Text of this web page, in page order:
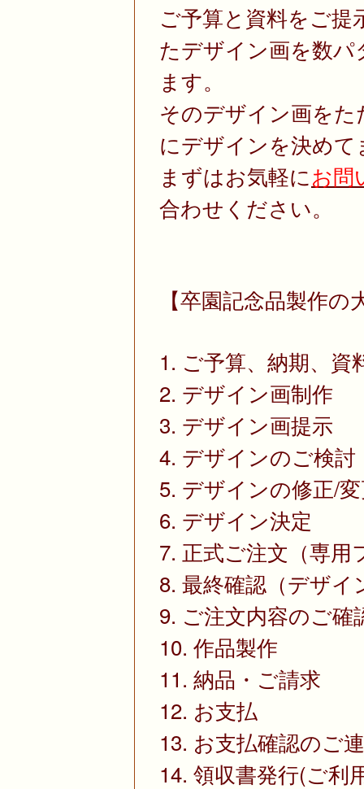
ご予算と資料をご
たデザイン画を数
ます。
そのデザイン画を
にデザインを決め
まずはお気軽にお問
合わせください。
【卒園記念品製作
1. ご予算、納期、資
2. デザイン画制作
3. デザイン画提示
4. デザインのご検討
5. デザインの修正/
6. デザイン決定
7. 正式ご注文（専用
8. 最終確認（デザイ
9. ご注文内容のご確
10. 作品製作
11. 納品・ご請求
12. お支払
13. お支払確認のご
14. 領収書発行(ご利